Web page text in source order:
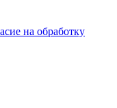
на обработку